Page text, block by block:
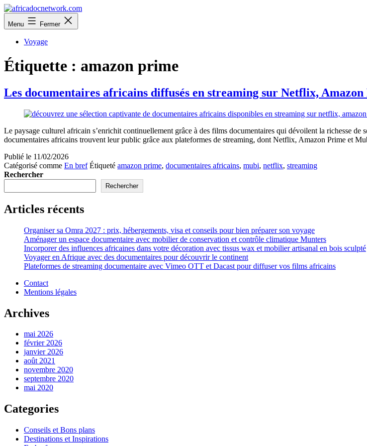
Aller
au
contenu
africadocnetwork.com
Menu Fermer
Voyage
Étiquette : amazon prime
Les documentaires africains diffusés en streaming sur Netflix,
Le paysage culturel africain s’enrichit continuellement grâce à des films documentaires qui dévoilent la richesse
documentaires africains trouvent leur public grâce aux plateformes de streaming, dont Netflix, Amazon Prime et
Publié le 11/02/2026
Catégorisé comme En bref Étiqueté amazon prime, documentaires africains, mubi, netflix, streaming
Rechercher
Rechercher
Articles récents
Organiser sa Omra 2027 : prix, hébergements, visa et conseils pour bien préparer son voyage
Aménager un espace documentaire avec mobilier de conservation et contrôle climatique Munters
Incorporer des influences africaines dans votre décoration avec tissus wax et mobilier artisanal en bois sculpté
Voyager en Afrique avec des documentaires pour découvrir le continent
Plateformes de streaming documentaire avec Vimeo OTT et Dacast pour diffuser vos films africains
Contact
Mentions légales
Archives
mai 2026
février 2026
janvier 2026
août 2021
novembre 2020
septembre 2020
mai 2020
Categories
Conseils et Bons plans
Destinations et Inspirations